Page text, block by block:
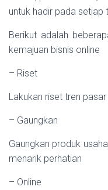
untuk hadir pada setiap
Berikut adalah
kemajuan bisnis online
– Riset
Lakukan riset tren
– Gaungkan
Gaungkan produk
menarik perhatian
– Online